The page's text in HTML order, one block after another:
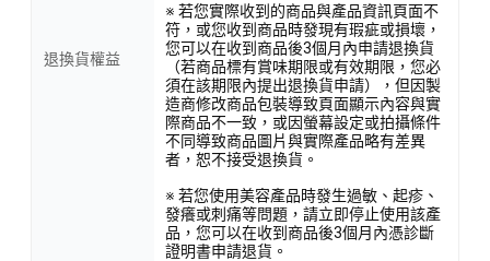
退換貨權益
※ 若您實際收到的商品與產品資訊頁面不
符，或您收到商品時發現有瑕疵或損壞，
您可以在收到商品後3個月內申請退換貨
（若商品標有賞味期限或有效期限，您必
須在該期限內提出退換貨申請），但因製
造商修改商品包裝導致頁面顯示內容與實
際商品不一致，或因螢幕設定或拍攝條件
不同導致商品圖片與實際產品略有差異
者，恕不接受退換貨。
※ 若您使用美容產品時發生過敏、起疹、
發癢或刺痛等問題，請立即停止使用該產
品，您可以在收到商品後3個月內憑診斷
證明書申請退貨。